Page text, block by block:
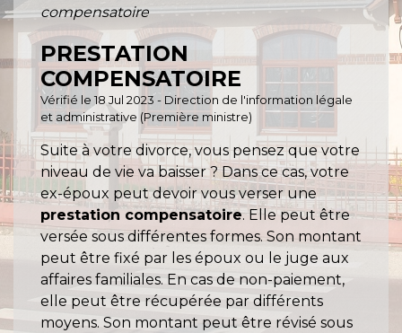
compensatoire
PRESTATION
COMPENSATOIRE
Vérifié le 18 Jul 2023 - Direction de l'information légale
et administrative (Première ministre)
Suite à votre divorce, vous pensez que votre
niveau de vie va baisser ? Dans ce cas, votre
ex-époux peut devoir vous verser une
prestation compensatoire. Elle peut être
versée sous différentes formes. Son montant
peut être fixé par les époux ou le juge aux
affaires familiales. En cas de non-paiement,
elle peut être récupérée par différents
moyens. Son montant peut être révisé sous